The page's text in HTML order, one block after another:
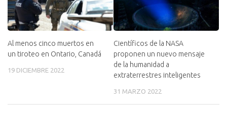
Al menos cinco muertos en
un tiroteo en Ontario, Canadá
19 DICIEMBRE 2022
Científicos de la NASA
proponen un nuevo mensaje
de la humanidad a
extraterrestres inteligentes
31 MARZO 2022